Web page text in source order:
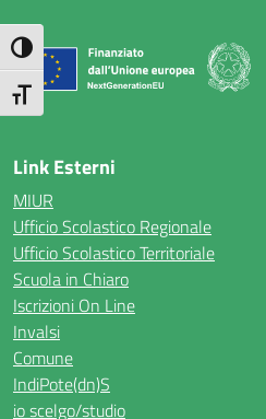
Attiva/disattiva alto contrasto
Attiva/disattiva dimensione testo
Link Esterni
MIUR
Ufficio Scolastico Regionale
Ufficio Scolastico Territoriale
Scuola in Chiaro
Iscrizioni On Line
Invalsi
Comune
IndiPote(dn)S
io scelgo/studio